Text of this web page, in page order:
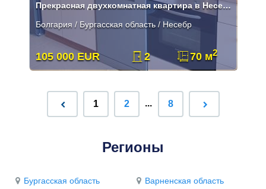
Прекрасная двухкомнатная квартира в Несебре
Болгария / Бургасская область / Несебр
105 000 EUR 2 70 м2
1 2 ... 8
Регионы
Бургасская область Варненская область